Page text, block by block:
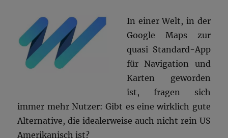
In einer Welt, in der
Google Maps zur
quasi Standard-App
für Navigation und
Karten geworden
ist, fragen sich
immer mehr Nutzer: Gibt es eine wirklich gute
Alternative, die idealerweise auch nicht rein US
Amerikanisch ist?